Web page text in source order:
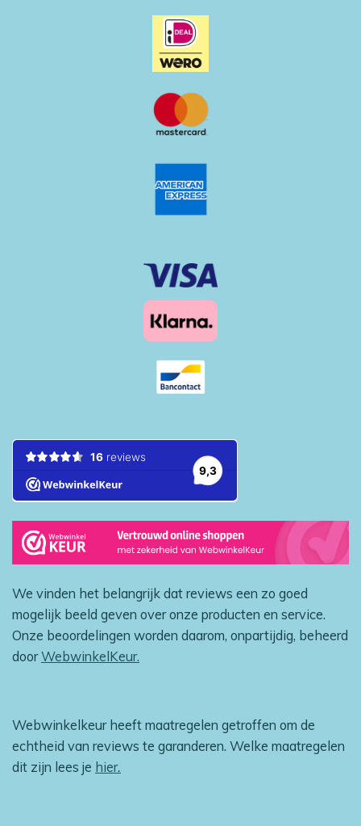
We vinden het belangrijk dat reviews een zo goed
mogelijk beeld geven over onze producten en service.
Onze beoordelingen worden daarom, onpartijdig, beheerd
doorWebwinkelKeur.
Webwinkelkeur heeft maatregelen getroffen om de
echtheid van reviews te garanderen. Welke maatregelen
dit zijn lees je hier.